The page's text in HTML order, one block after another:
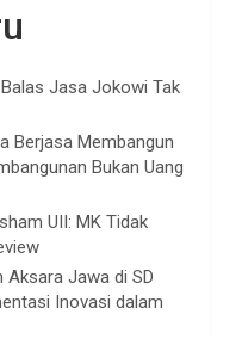
Jasa Jokowi Tak
Berjasa Membangun
Bukan Uang
UII: MK Tidak
Aksara Jawa di SD
Inovasi dalam